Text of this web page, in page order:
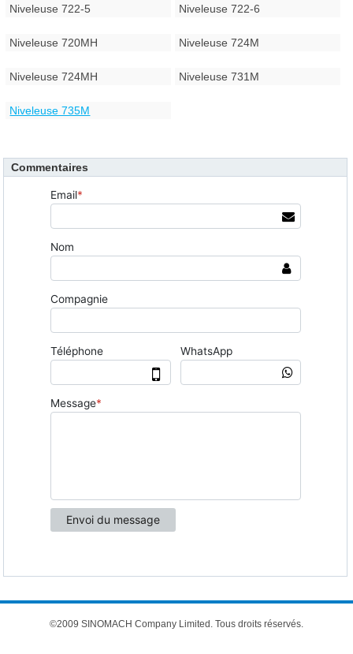
Niveleuse 722-5 Niveleuse 722-6
Niveleuse 720MH Niveleuse 724M
Niveleuse 724MH Niveleuse 731M
Niveleuse 735M
Commentaires
©2009 SINOMACH Company Limited. Tous droits réservés.